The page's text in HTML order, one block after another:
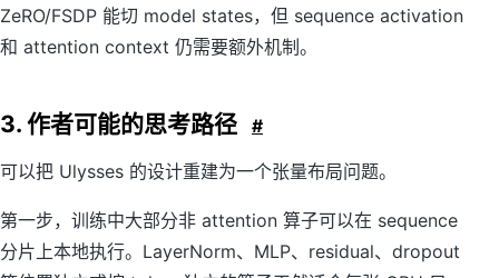
ZeRO/FSDP 能切 model states，但 sequence activation
和 attention context 仍需要额外机制。
3. 作者可能的思考路径 #
可以把 Ulysses 的设计重建为一个张量布局问题。
第一步，训练中大部分非 attention 算子可以在 sequence
分片上本地执行。LayerNorm、MLP、residual、dropout